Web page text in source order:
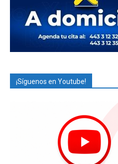
¡Síguenos en Youtube!